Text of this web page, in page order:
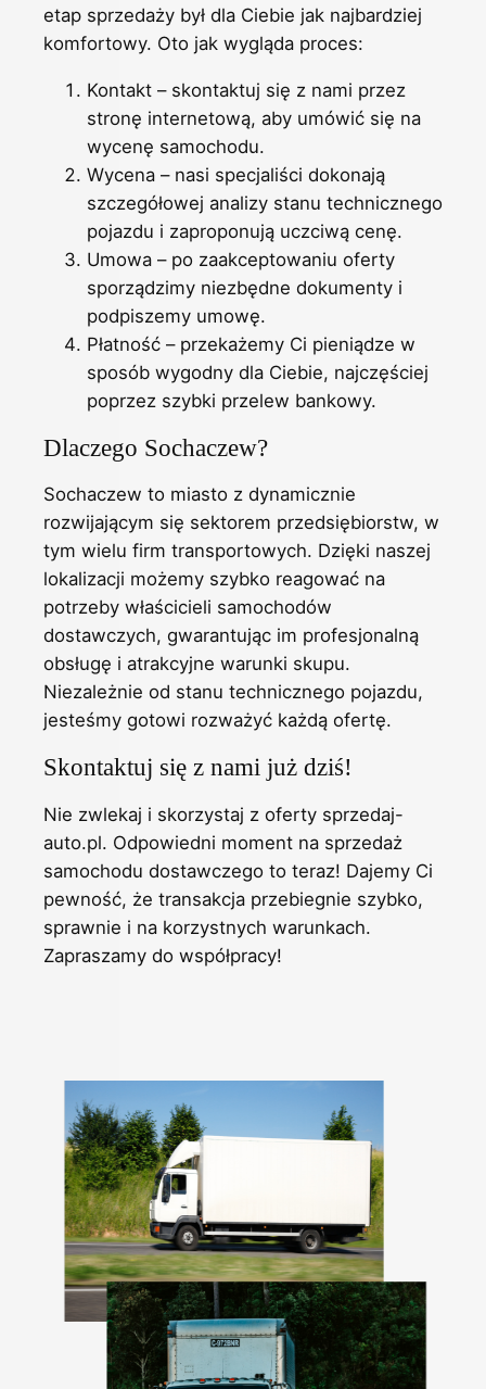
etap sprzedaży był dla Ciebie jak najbardziej
komfortowy. Oto jak wygląda proces:
Kontakt – skontaktuj się z nami przez
stronę internetową, aby umówić się na
wycenę samochodu.
Wycena – nasi specjaliści dokonają
szczegółowej analizy stanu technicznego
pojazdu i zaproponują uczciwą cenę.
Umowa – po zaakceptowaniu oferty
sporządzimy niezbędne dokumenty i
podpiszemy umowę.
Płatność – przekażemy Ci pieniądze w
sposób wygodny dla Ciebie, najczęściej
poprzez szybki przelew bankowy.
Dlaczego Sochaczew?
Sochaczew to miasto z dynamicznie
rozwijającym się sektorem przedsiębiorstw, w
tym wielu firm transportowych. Dzięki naszej
lokalizacji możemy szybko reagować na
potrzeby właścicieli samochodów
dostawczych, gwarantując im profesjonalną
obsługę i atrakcyjne warunki skupu.
Niezależnie od stanu technicznego pojazdu,
jesteśmy gotowi rozważyć każdą ofertę.
Skontaktuj się z nami już dziś!
Nie zwlekaj i skorzystaj z oferty sprzedaj-
auto.pl. Odpowiedni moment na sprzedaż
samochodu dostawczego to teraz! Dajemy Ci
pewność, że transakcja przebiegnie szybko,
sprawnie i na korzystnych warunkach.
Zapraszamy do współpracy!